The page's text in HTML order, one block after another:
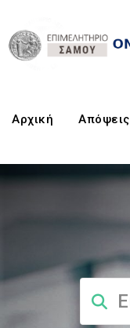
Αρχική Aπόψεις